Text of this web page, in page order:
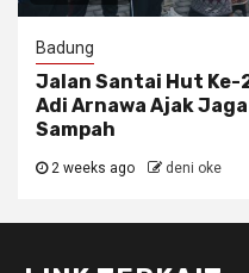
Badung
Jalan Santai Hut Ke-
Adi Arnawa Ajak
Sampah
2 weeks ago deni oke